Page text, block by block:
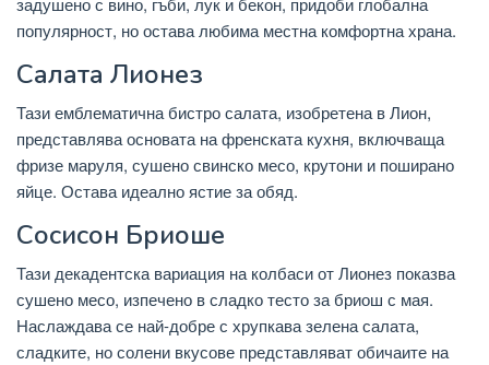
популярност, но остава любима местна комфортна храна.
Салата Лионез
Тази емблематична бистро салата, изобретена в Лион,
представлява основата на френската кухня, включваща
фризе маруля, сушено свинско месо, крутони и поширано
яйце. Остава идеално ястие за обяд.
Сосисон Бриоше
Тази декадентска вариация на колбаси от Лионез показва
сушено месо, изпечено в сладко тесто за бриош с мая.
Наслаждава се най-добре с хрупкава зелена салата,
сладките, но солени вкусове представляват обичаите на